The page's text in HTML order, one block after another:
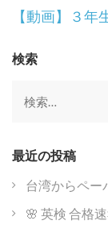
投
ナ
ビ
ゲ
ー
ョ
ン
【動画】３年
検索
検
最近の投稿
台湾からペー
🌸 英検 合格